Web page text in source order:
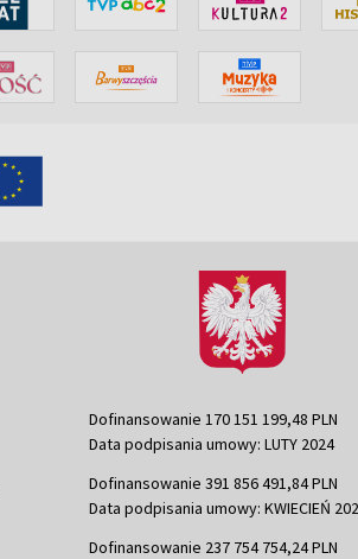
Dofinansowanie 170 151 199,48 PLN
Data podpisania umowy: LUTY 2024
Dofinansowanie 391 856 491,84 PLN
Data podpisania umowy: KWIECIEŃ
Dofinansowanie 237 754 754,24 PLN